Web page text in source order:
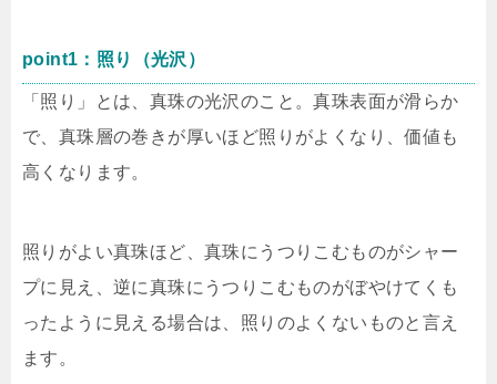
point1：照り（光沢）
「照り」とは、真珠の光沢のこと。真珠表面が滑らか
で、真珠層の巻きが厚いほど照りがよくなり、価値も
高くなります。
照りがよい真珠ほど、真珠にうつりこむものがシャー
プに見え、逆に真珠にうつりこむものがぼやけてくも
ったように見える場合は、照りのよくないものと言え
ます。